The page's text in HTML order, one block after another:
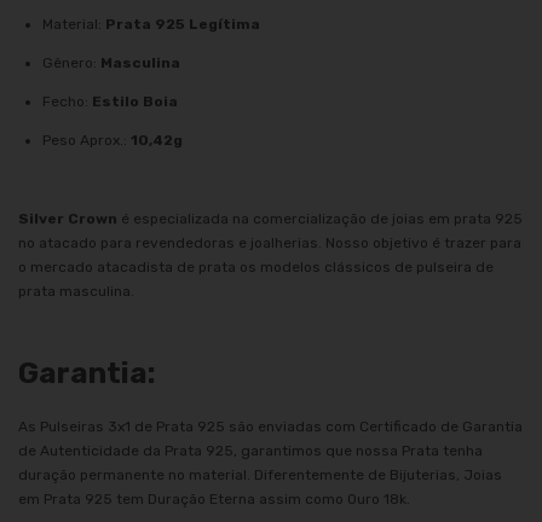
Material: Prata 925 Legítima
Gênero: Masculina
Fecho: Estilo Boia
Peso Aprox.: 10,42g
Silver Crown é especializada na comercialização de joias em prata 925
no atacado para revendedoras e joalherias. Nosso objetivo é trazer para
o mercado atacadista de prata os modelos clássicos de pulseira de
prata masculina.
Garantia:
As Pulseiras 3x1 de Prata 925 são enviadas com Certificado de Garantia
de Autenticidade da Prata 925, garantimos que nossa Prata tenha
duração permanente no material. Diferentemente de Bijuterias, Joias
em Prata 925 tem Duração Eterna assim como Ouro 18k.